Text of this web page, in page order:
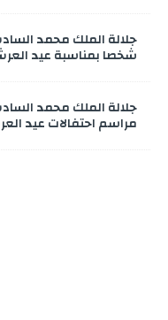
شخصا بمناسبة عيد
جلالة الملك محمد
مراسم احتفالات عيد